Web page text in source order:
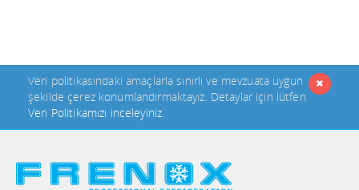
Veri politikasındaki amaçlarla sınırlı ve mevzuata uygun
şekilde çerez konumlandırmaktayız. Detaylar için lütfen
Veri Politikamızı inceleyiniz.